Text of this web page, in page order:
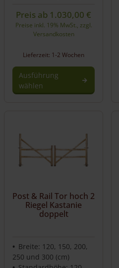
Preis ab 1.030,00€
Preise inkl. 19% MwSt., zzgl.
Versandkosten
Lieferzeit: 1-2 Wochen
Ausführung
wählen
Post & Rail Tor hoch 2
Riegel Kastanie
doppelt
Breite: 120, 150, 200,
250 und 300 (cm)